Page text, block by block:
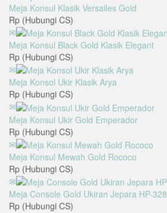
Meja Konsul Klasik Versailes Gold
Rp (Hubungi CS)
Meja Konsul Black Gold Klasik Elegant
Rp (Hubungi CS)
Meja Konsol Ukir Klasik Arya
Rp (Hubungi CS)
Meja Konsul Ukir Gold Emperador
Rp (Hubungi CS)
Meja Konsul Mewah Gold Rococo
Rp (Hubungi CS)
Meja Console Gold Ukiran Jepara HP-328
Rp (Hubungi CS)